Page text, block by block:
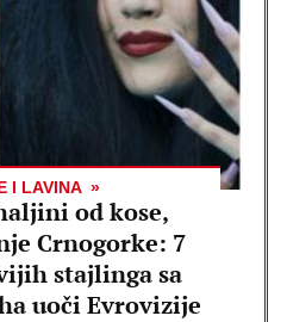
I LAVINA
od kose,
Crnogorke: 7
stajlinga sa
uoči Evrovizije